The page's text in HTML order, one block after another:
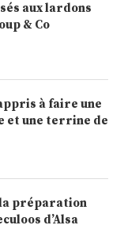
aux lardons
& Co
à faire une
et une terrine de
la préparation
d’Alsa